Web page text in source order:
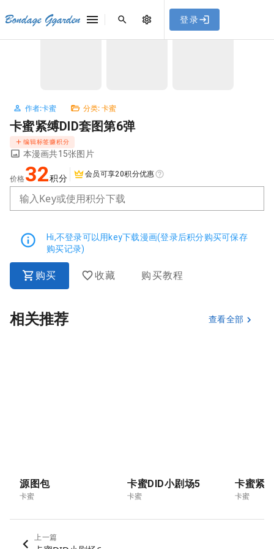
，使用遇到
问题请联系客服。
Bondage Ggarden 登录
首页 / 卡蜜 卡蜜紧缚DID套图第6弹
作者:卡蜜 分类: 卡蜜
卡蜜紧缚DID套图第6弹
编辑标签赚积分
本漫画共15张图片
价格 32积分 会员可享20积分优惠
输入Key或使用积分下载
Hi,不登录可以用key下载漫画(登录后积分购买可保存
购买记录)
购买 收藏 购买教程
相关推荐 查看全部
源图包
卡蜜
卡蜜DID小剧场5
卡蜜 卡蜜
上一篇